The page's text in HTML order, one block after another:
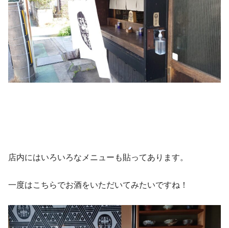
店内にはいろいろなメニューも貼ってあります。
一度はこちらでお酒をいただいてみたいですね！